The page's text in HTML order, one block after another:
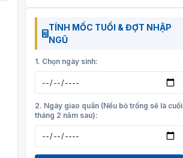
TÍNH MỐC TUỔI & ĐỢT NHẬP
NGŨ
1. Chọn ngày sinh:
2. Ngày giao quân (Nếu bỏ trống sẽ là cuối
tháng 2 năm sau):